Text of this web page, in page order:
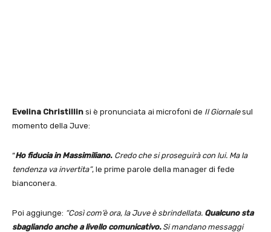
Evelina Christillin si è pronunciata ai microfoni de Il Giornalesul
momento della Juve:
“Ho fiducia in Massimiliano. Credo che si proseguirà con lui. Ma la
tendenza va invertita”, le prime parole della manager di fede
bianconera.
Poi aggiunge: “Così com’è ora, la Juve è sbrindellata. Qualcuno sta
sbagliando anche a livello comunicativo.Si mandano messaggi